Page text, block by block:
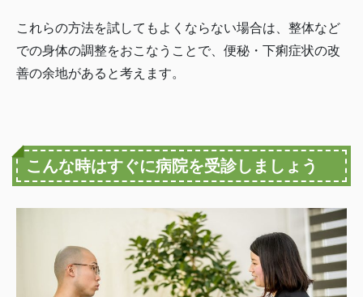
これらの方法を試してもよくならない場合は、整体など
での身体の調整をおこなうことで、便秘・下痢症状の改
善の余地があると考えます。
こんな時はすぐに病院を受診しましょう